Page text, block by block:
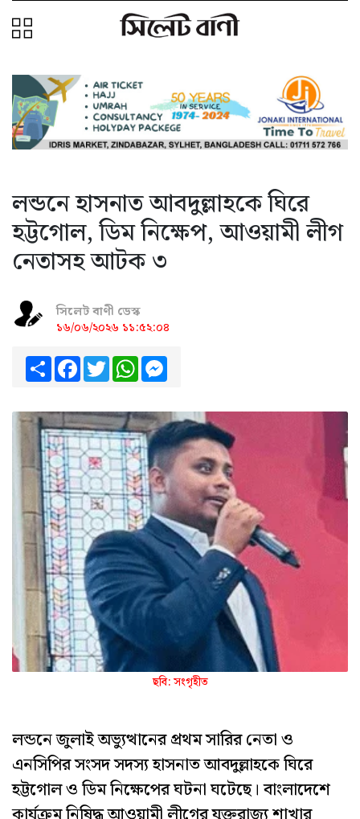
লন্ডনে হাসনাত আবদুল্লাহকে ঘিরে
হট্টগোল, ডিম নিক্ষেপ, আওয়ামী লীগ
নেতাসহ আটক ৩
সিলেট বাণী ডেস্ক
১৬/০৬/২০২৬ ১১:৫২:০৪
ShareFacebook
TwitterWhatsApp
ছবি: সংগৃহীত
লন্ডনে জুলাই অভ্যুত্থানের প্রথম সারির নেতা ও
এনসিপির সংসদ সদস্য হাসনাত আবদুল্লাহকে ঘিরে
হট্টগোল ও ডিম নিক্ষেপের ঘটনা ঘটেছে। বাংলাদেশে